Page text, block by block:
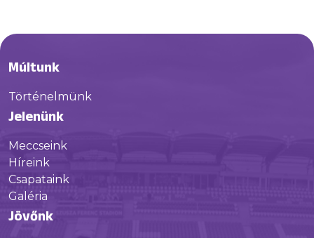
Múltunk
Történelmünk
Jelenünk
Meccseink
Híreink
Csapataink
Galéria
Jövőnk